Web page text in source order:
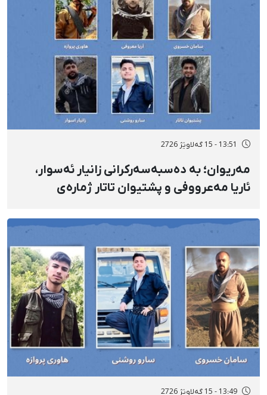
13:51 - 15 گەلاوێژ 2726
مەریوان؛ بە دەسبەسەرکرانی زانیار ئەسوار،
ئاریا مەعرووفی و پشتیوان تاتار ژمارەی
بۆ شەش کەس زیادی کرد
13:49 - 15 گەلاوێژ 2726